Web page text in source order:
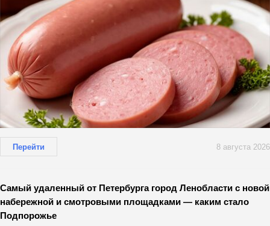
Перейти 8 августа 2026
Самый удаленный от Петербурга город Ленобласти с новой
набережной и смотровыми площадками — каким стало
Подпорожье